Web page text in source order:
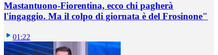
Mastantuono-Fiorentina, ecco chi pagherà
l'ingaggio. Ma il colpo di giornata è del Frosinone"
01:22